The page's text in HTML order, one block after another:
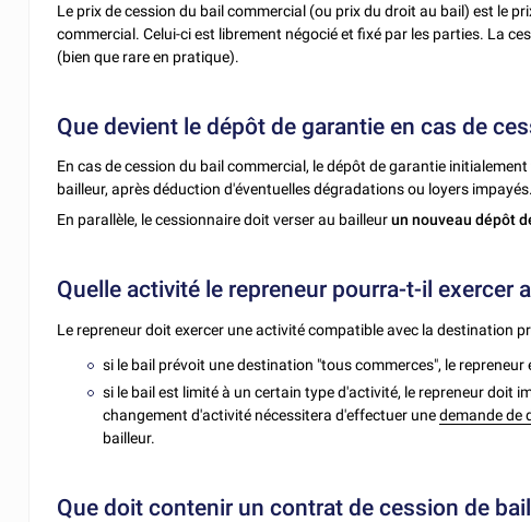
Le prix de cession du bail commercial (ou prix du droit au bail) est le
commercial. Celui-ci est librement négocié et fixé par les parties. La
(bien que rare en pratique).
Que devient le dépôt de garantie en cas de
En cas de cession du bail commercial, le dépôt de garantie
bailleur, après déduction d'éventuelles dégradations ou loyers impayés.
En parallèle, le cessionnaire doit verser au bailleurun nouveau dépôt
Quelle activité le repreneur pourra-t-il exercer
Le repreneur doit exercer une activité compatible avec la destination
si le bail prévoit une destination "tous commerces", le repreneur
si le bail est limité à un certain type d'activité, le repreneur doit
changement d'activité nécessitera d'effectuer unedemande de
bailleur.
Que doit contenir un contrat de cession de